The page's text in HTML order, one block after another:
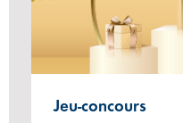
Jeu-concours